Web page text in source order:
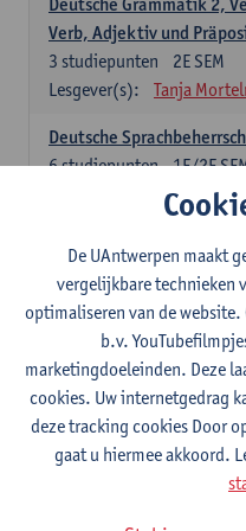
Verb, Adjektiv und
2E SEM
3 studiepunten
Lesgever(s):
Tanja
Deutsche
1E/2E
6studiepunten
Tanja
Raum
1E/2E
6 studiepunten
Lesgever(s):
Carola Strobl
Engels: verplichte
Advanced English
Professionals
1E/2E
Lesgever(s):
Jim Ureel
De UAntwerpen maakt
vergelijkbare technieken
optimaliseren van de
b.v.
marketingdoeleinden. Deze
cookies. Uw internetgedrag
deze tracking cookies Door
gaat u hiermee akkoord.